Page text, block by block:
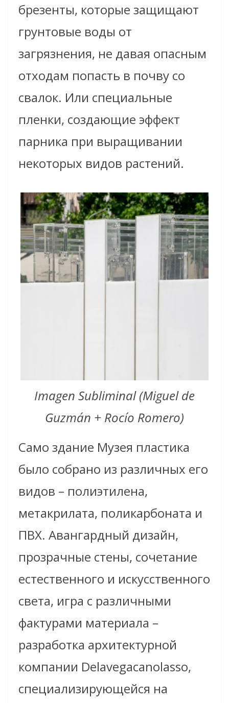
брезенты, которые защищают
грунтовые воды от
загрязнения, не давая опасным
отходам попасть в почву со
свалок. Или специальные
пленки, создающие эффект
парника при выращивании
некоторых видов растений.
Imagen Subliminal (Miguel de
Guzmán + Rocío Romero)
Само здание Музея пластика
было собрано из различных его
видов – полиэтилена,
метакрилата, поликарбоната и
ПВХ. Авангардный дизайн,
прозрачные стены, сочетание
естественного и искусственного
света, игра с различными
фактурами материала –
разработка архитектурной
компании Delavegacanolasso,
специализирующейся на